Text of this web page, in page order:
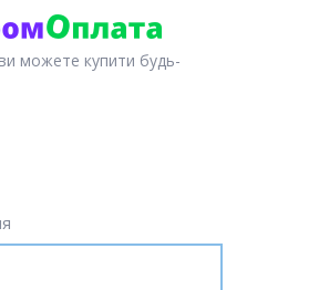
ви можете купити будь-